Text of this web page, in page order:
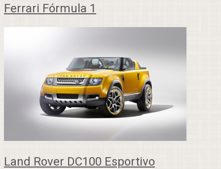
Ferrari Fórmula 1
Land Rover DC100 Esportivo